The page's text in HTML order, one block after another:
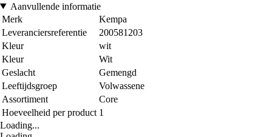
Aanvullende informatie
Merk
Kempa
Leveranciersreferentie
200581203
Kleur
wit
Kleur
Wit
Geslacht
Gemengd
Leeftijdsgroep
Volwassene
Assortiment
Core
Hoeveelheid per product 1
Loading...